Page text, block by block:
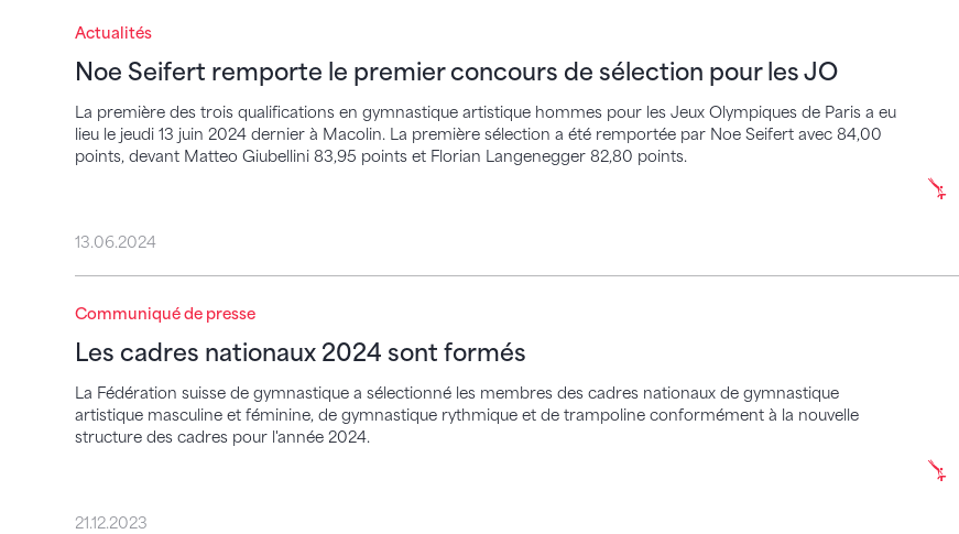
Actualités
Noe Seifert remporte le premier concours de sélection pour les JO
La première des trois qualifications en gymnastique artistique hommes pour les Jeux Olympiques de Paris a eu
lieu le jeudi 13 juin 2024 dernier à Macolin. La première sélection a été remportée par Noe Seifert avec 84,00
points, devant Matteo Giubellini 83,95 points et Florian Langenegger 82,80 points.
Noe Seifert remporte le premier concours de sélection pour les JO
13.06.2024
Communiqué de presse
Les cadres nationaux 2024 sont formés
La Fédération suisse de gymnastique a sélectionné les membres des cadres nationaux de gymnastique
artistique masculine et féminine, de gymnastique rythmique et de trampoline conformément à la nouvelle
structure des cadres pour l'année 2024.
Les cadres nationaux 2024 sont formés
21.12.2023